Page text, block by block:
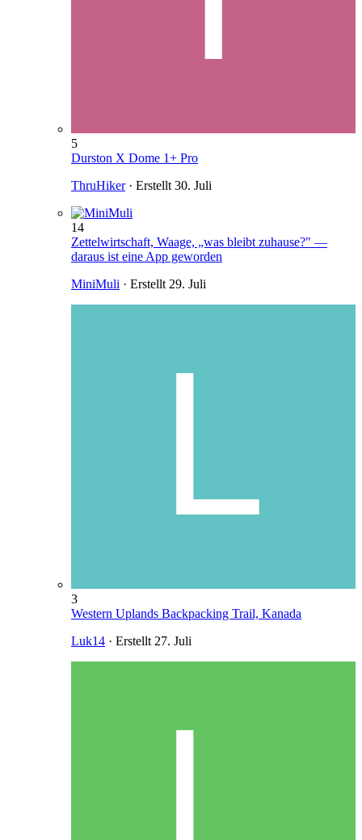
5
Durston X Dome 1+ Pro
ThruHiker· Erstellt 30. Juli
14
Zettelwirtschaft, Waage, „was bleibt zuhause?" —
daraus ist eine App geworden
MiniMuli · Erstellt 29. Juli
3
Western Uplands Backpacking Trail, Kanada
Luk14 · Erstellt 27. Juli